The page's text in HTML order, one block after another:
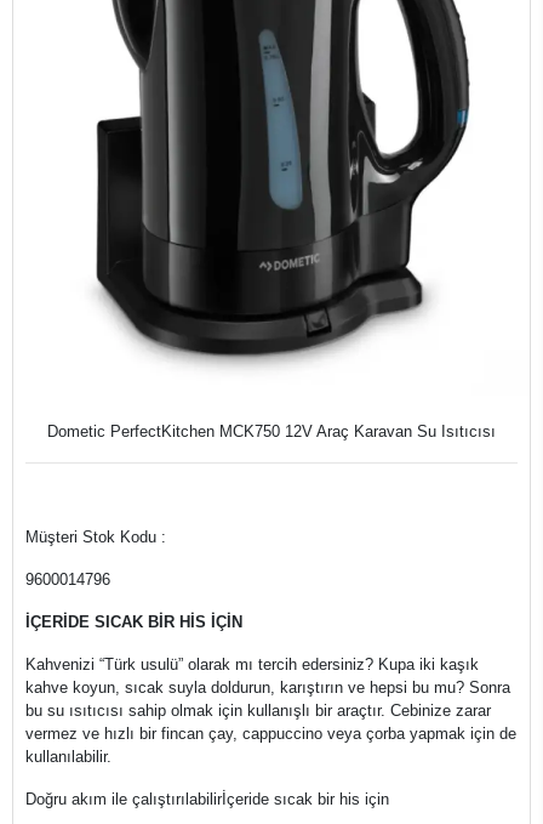
Dometic PerfectKitchen MCK750 12V Araç Karavan Su Isıtıcısı
Müşteri Stok Kodu :
9600014796
İÇERİDE SICAK BİR HİS İÇİN
Kahvenizi “Türk usulü” olarak mı tercih edersiniz? Kupa iki kaşık
kahve koyun, sıcak suyla doldurun, karıştırın ve hepsi bu mu? Sonra
bu su ısıtıcısı sahip olmak için kullanışlı bir araçtır. Cebinize zarar
vermez ve hızlı bir fincan çay, cappuccino veya çorba yapmak için de
kullanılabilir.
Doğru akım ile çalıştırılabilirİçeride sıcak bir his için